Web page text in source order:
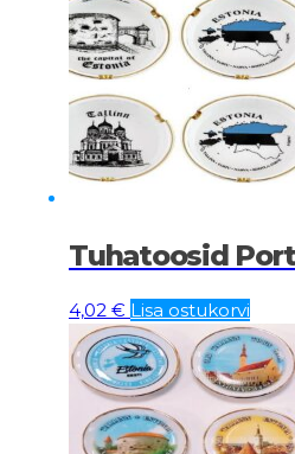
Tuhatoosid
4,02 € Lisa ostukorvi